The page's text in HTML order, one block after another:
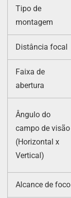
Tipo de
montagem
Distância focal
Faixa de
abertura
Ângulo do
campo de visão
(Horizontal x
Vertical)
Alcance de foco